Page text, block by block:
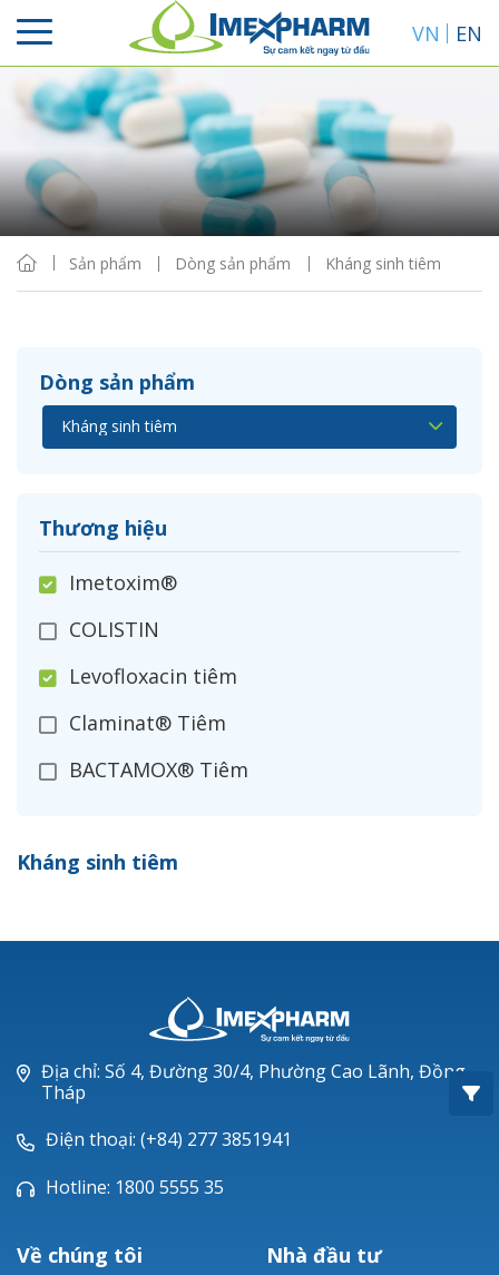
VN EN
Sản phẩm Dòng sản phẩm Kháng sinh tiêm
Dòng sản phẩm
Thương hiệu
Imetoxim®
COLISTIN
Levofloxacin tiêm
Claminat® Tiêm
BACTAMOX® Tiêm
Ceftizoxim®
Piperacillin
Ticarlinat®
Zobacta®
Bacsulfo®
Kháng sinh tiêm
Sắp xếp
Hiển thị
Địa chỉ: Số 4, Đường 30/4, Phường Cao Lãnh, Đồng
Tháp
Điện thoại: (+84) 277 3851941
Hotline: 1800 5555 35
Về chúng tôi Nhà đầu tư